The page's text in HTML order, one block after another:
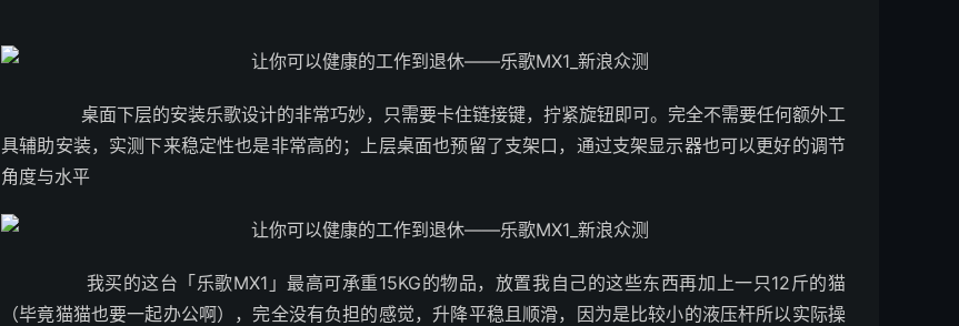
桌面下层的安装乐歌设计的非常巧妙，只需要卡住链接键，拧紧旋钮即可。完全不需要任何额外工
具辅助安装，实测下来稳定性也是非常高的；上层桌面也预留了支架口，通过支架显示器也可以更好的调节
角度与水平
我买的这台「乐歌MX1」最高可承重15KG的物品，放置我自己的这些东西再加上一只12斤的猫
（毕竟猫猫也要一起办公啊），完全没有负担的感觉，升降平稳且顺滑，因为是比较小的液压杆所以实际操